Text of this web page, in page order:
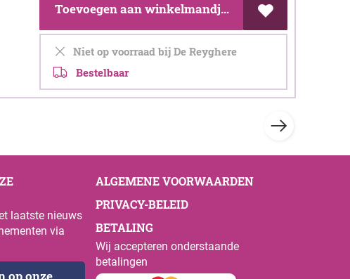
Toevoegen aan winkelmandje
Niet op voorraad bij De Reyghere
Bestelbaar
laatste nieuws
via
ALGEMENE VOORWAARDEN
PRIVACY-BELEID
BETALING
Wij accepteren onderstaande
betalingen